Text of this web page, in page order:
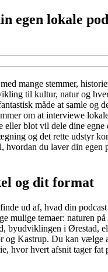
egen lokale
mange stemmer,
til kultur, natur og
måde at samle og
om at interviewe
eller blot vil dele dine egne
og det rette udstyr
hvordan du laver din egen
og dit format
ud af, hvad din
mulige temaer: naturen
byudviklingen i Ørestad,
og Kastrup. Du kan vælge
hvor hvert afsnit tager fat